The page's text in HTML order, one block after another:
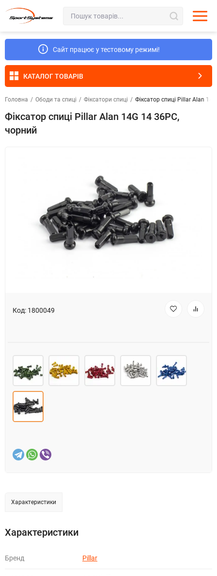
Сайт працює у тестовому режимі!
КАТАЛОГ ТОВАРІВ
Головна / Ободи та спиці / Фіксатори спиці / Фіксатор спиці Pillar Alan
Фіксатор спиці Pillar Alan 14G 14 36PC,
чорний
Код: 1800049
Характеристики
Характеристики
Бренд Pillar